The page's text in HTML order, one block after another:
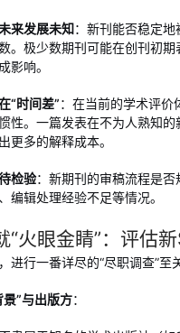
来发展未知：新刊能否稳定
。极少数期刊可能在创刊初
影响。
“时间差”：在当前的学术评价
性。一篇发表在不为人熟知
更多的解释成本。
检验：新期刊的审稿流程是
编辑处理经验不足等情况。
“火眼金睛”：评估
进行一番详尽的“尽职调查”至
”与出版方：